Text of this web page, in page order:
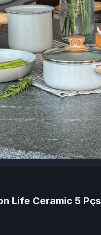
Life Ceramic 5 Pçs